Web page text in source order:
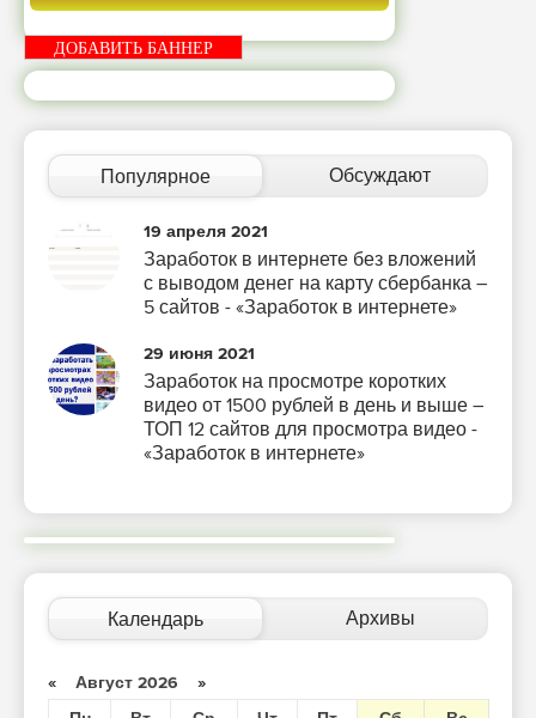
ДОБАВИТЬ БАННЕР
Популярное Обсуждают
19 апреля 2021
Заработок в интернете без вложений
с выводом денег на карту сбербанка –
5 сайтов - «Заработок в интернете»
29 июня 2021
Заработок на просмотре коротких
видео от 1500 рублей в день и выше –
ТОП 12 сайтов для просмотра видео -
«Заработок в интернете»
Календарь Архивы
« Август 2026 »